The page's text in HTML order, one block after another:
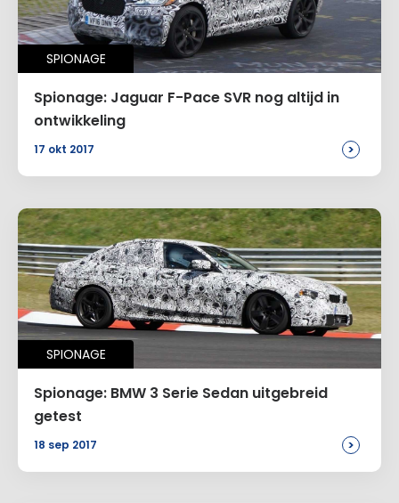
SPIONAGE
Spionage: Jaguar F-Pace SVR nog altijd in
ontwikkeling
17 okt 2017 >
SPIONAGE
Spionage: BMW 3 Serie Sedan uitgebreid
getest
18 sep 2017 >